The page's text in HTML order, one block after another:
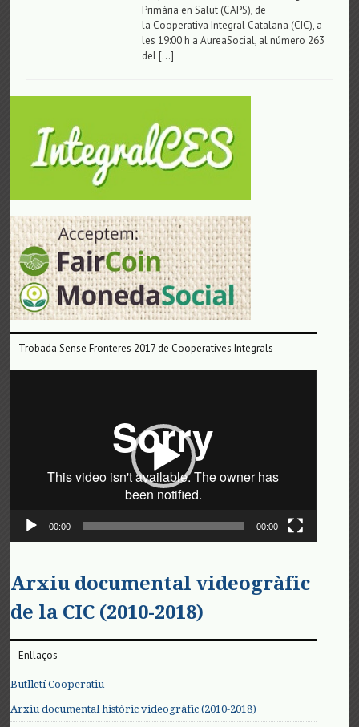
Primària en Salut (CAPS), de
la Cooperativa Integral Catalana (CIC), a
les 19:00 h a AureaSocial, al número 263
del […]
Trobada Sense Fronteres 2017 de Cooperatives Integrals
00:00 00:00
Arxiu documental videogràfic
de la CIC (2010-2018)
Enllaços
Butlletí Cooperatiu
Arxiu documental històric videogràfic (2010-2018)